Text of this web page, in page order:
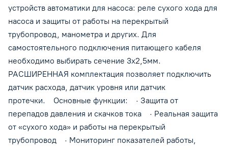
отключения нагрузки при превышении максимального и
минимального значения тока насоса, необходимо установить
граничные значения тока работа насоса будет остановлена.
Диапазон задания минимального тока 0,00- 29,9 ампер,
максимальный ток 0,01-30,0 ампер. Режимы работы
контроллера для управления работой насоса «ПолиТех»: ·
автоматический (на основе заданных значений
параметров) · в ручном режиме · режиме отключения
нагрузки ВНИМАНИЕ! Запрещается использовать прибор на
трубопроводах с горючими газами, бензо- и масло- проводах,
магистралях сжиженного газа. Монтаж контроллера для
давления насоса производится в порт напорной магистрали
устройств автоматики для насоса: реле сухого хода для
насоса и защиты от работы на перекрытый
трубопровод, манометра и других. Для
самостоятельного подключения питающего кабеля
необходимо выбирать сечение 3х2,5мм.
РАСШИРЕННАЯ комплектация позволяет подключить
датчик расхода, датчик уровня или датчик
протечки. Основные функции: · Защита от
перепадов давления и скачков тока · Реальная защита
от «сухого хода» и работы на перекрытый
трубопровод · Мониторинг показателей работы,